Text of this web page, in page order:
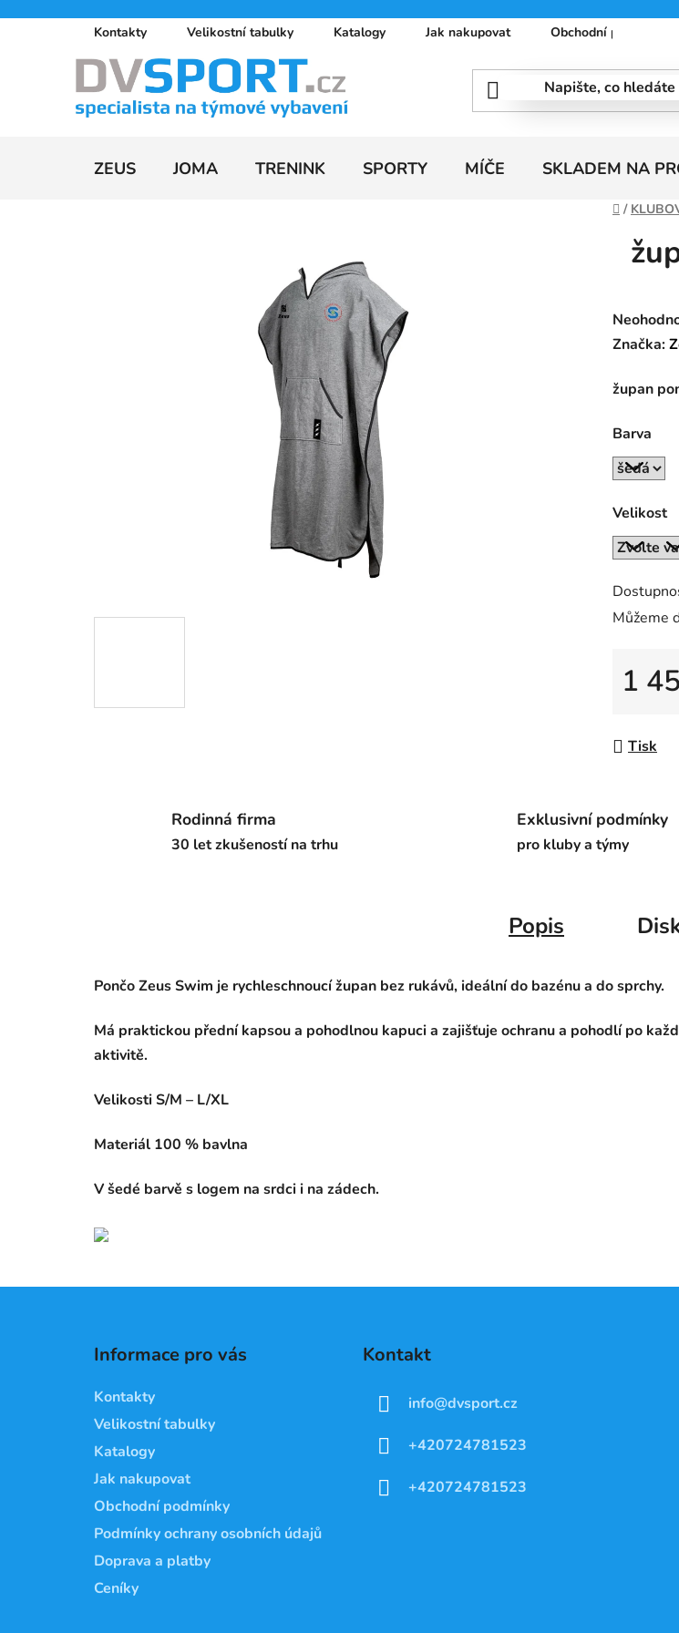
Kontakty Velikostní tabulky Katalogy Jak nakupovat Obchodní podmínky
ZEUS JOMA TRENINK SPORTY MÍČE SKLADEM NA
Domů
/
Průměrné
je
z
5
Značka:
župan
Barva
Velikost
Můžeme
1
Tisk
Rodinná firma
30 let zkušeností na trhu
Exklusivní podmínky
pro kluby a týmy
Popis
Pončo Zeus Swim je rychleschnoucí župan bez rukávů, ideální do bazénu a do sprchy.
Má praktickou přední kapsou a pohodlnou kapuci a zajišťuje ochranu a pohodlí po
aktivitě.
Velikosti S/M – L/XL
Materiál 100 % bavlna
V šedé barvě s logem na srdci i na zádech.
Informace pro vás
Kontakty
Velikostní tabulky
Katalogy
Jak nakupovat
Obchodní podmínky
Podmínky ochrany osobních údajů
Doprava a platby
Ceníky
Kontakt
info@dvsport.cz
+420724781523
+420724781523